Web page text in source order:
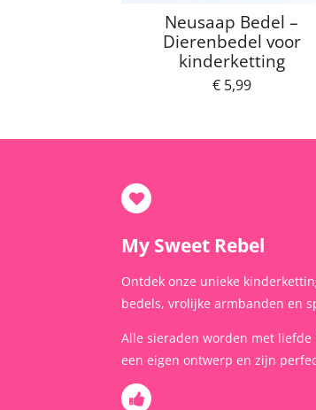
Neusaap Bedel –
Dierenbedel voor
kinderketting
€ 5,99
My Sweet Rebel
Ontdek onze unieke
bedels, vrolijke armbanden en
Alle sieraden worden met
een eigen ontwerp en zijn